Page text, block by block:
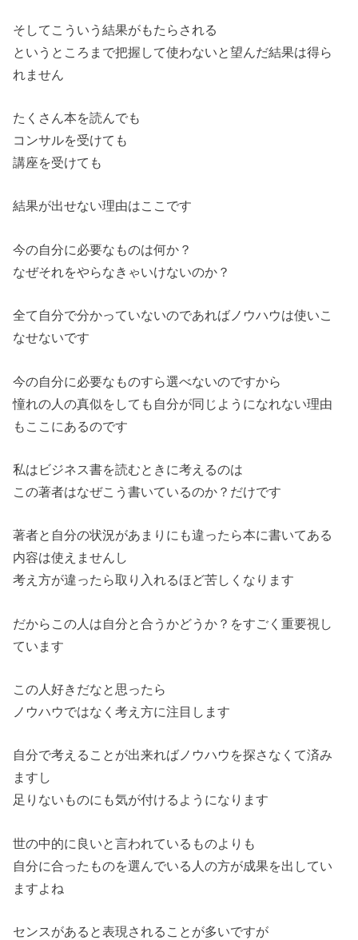
そしてこういう結果がもたらされる
というところまで把握して使わないと望んだ結果は得ら
れません
たくさん本を読んでも
コンサルを受けても
講座を受けても
結果が出せない理由はここです
今の自分に必要なものは何か？
なぜそれをやらなきゃいけないのか？
全て自分で分かっていないのであればノウハウは使いこ
なせないです
今の自分に必要なものすら選べないのですから
憧れの人の真似をしても自分が同じようになれない理由
もここにあるのです
私はビジネス書を読むときに考えるのは
この著者はなぜこう書いているのか？だけです
著者と自分の状況があまりにも違ったら本に書いてある
内容は使えませんし
考え方が違ったら取り入れるほど苦しくなります
だからこの人は自分と合うかどうか？をすごく重要視し
ています
この人好きだなと思ったら
ノウハウではなく考え方に注目します
自分で考えることが出来ればノウハウを探さなくて済み
ますし
足りないものにも気が付けるようになります
世の中的に良いと言われているものよりも
自分に合ったものを選んでいる人の方が成果を出してい
ますよね
センスがあると表現されることが多いですが